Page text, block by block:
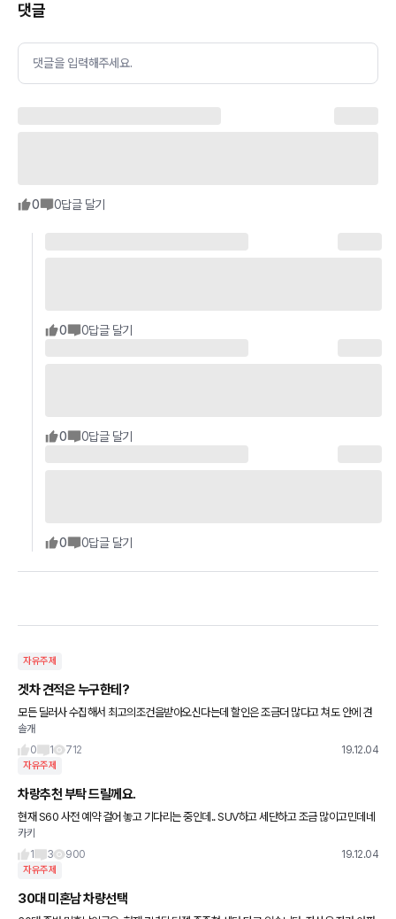
댓글
댓글을 입력해주세요.
0 0답글 달기
0 0답글 달기
0 0답글 달기
0 0답글 달기
자유주제
겟차 견적은 누구한테?
모든 딜러사 수집해서 최고의조건을받아오신다는데 할인은 조금더 많다고 쳐도 안에 견
적서는 조건이그리좋은게아니던데요 리스로 잔가를 따지더래도 유리한쪽으로 봣을땐 잔
가를 거의 잡아주지않던데 이게 모든 딜
솔개
0
1 712 19.12.04
자유주제
차랑추천 부탁 드릴께요.
현재 S60 사전 예약 걸어 놓고 기다리는 중인데.. SUV하고 세단하고 조금 많이고민데네
요~ 혹시 한가지씩 추천 부탁 드릴께요. 가격때는 S60정도먄 괜찮을꺼 같아요~
카키
1
3 900 19.12.04
자유주제
30대 미혼남 차량선택